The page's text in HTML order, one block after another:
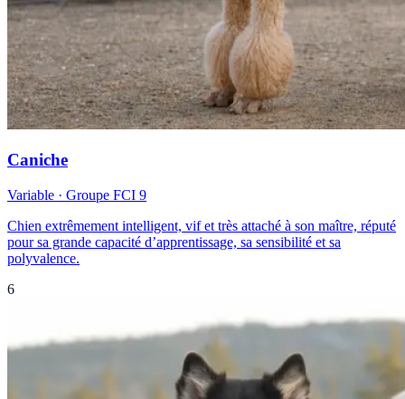
Caniche
Variable · Groupe FCI 9
Chien extrêmement intelligent, vif et très attaché à son maître, réputé
pour sa grande capacité d’apprentissage, sa sensibilité et sa
polyvalence.
6